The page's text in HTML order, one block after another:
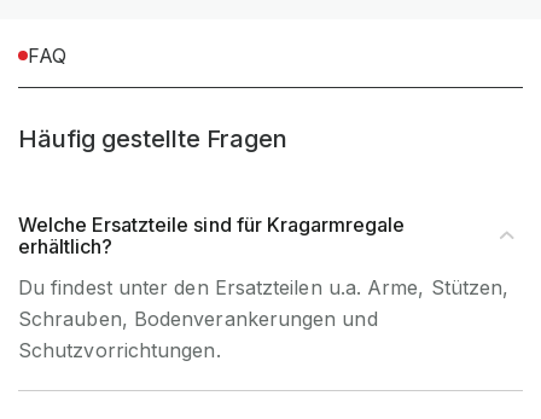
FAQ
Häufig gestellte Fragen
Welche Ersatzteile sind für Kragarmregale
erhältlich?
Du findest unter den Ersatzteilen u.a. Arme, Stützen,
Schrauben, Bodenverankerungen und
Schutzvorrichtungen.